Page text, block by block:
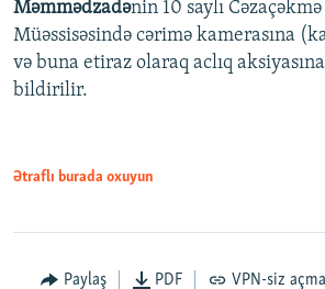
720p 1080p
Məmmədzadənin 10 saylı Cəzaçəkmə
Müəssisəsində cərimə kamerasına
və buna etiraz olaraq aclıq aksiyasına
bildirilir.
Ətraflı burada oxuyun
Paylaş PDF VPN-siz